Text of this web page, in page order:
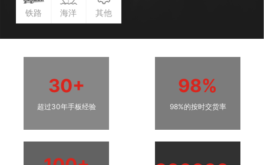
铁路 海洋 其他
30+
超过30年手板经验
98%
98%的按时交货率